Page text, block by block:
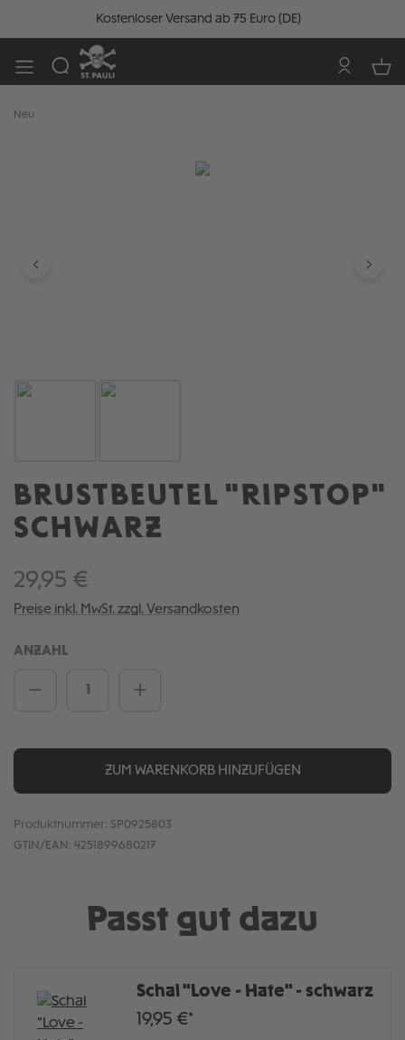
Kostenloser Versand ab 75 Euro (DE)
Neu
BRUSTBEUTEL "RIPSTOP"
SCHWARZ
29,95 €
Preise inkl. MwSt. zzgl. Versandkosten
ANZAHL
Produkt Anzahl: Gib den gewünschten
ZUM WARENKORB HINZUFÜGEN
Produktnummer: SP0925803
GTIN/EAN: 4251899680217
Passt gut dazu
Schal "Love - Hate" - schwarz
19,95 €*